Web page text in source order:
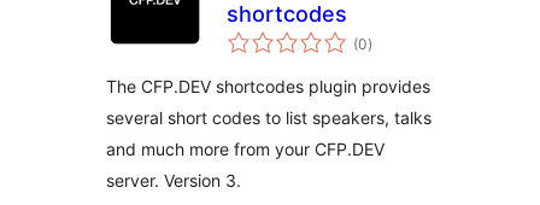
shortcodes
(0전
체
점
)
The CFP.DEV shortcodes plugin provides
several short codes to list speakers, talks
and much more from your CFP.DEV
server. Version 3.